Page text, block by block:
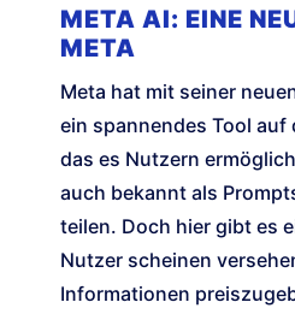
META AI: EINE
META
Meta hat mit seiner
ein spannendes Tool
das es Nutzern
auch bekannt als
teilen. Doch hier gibt es
Nutzer scheinen
Informationen